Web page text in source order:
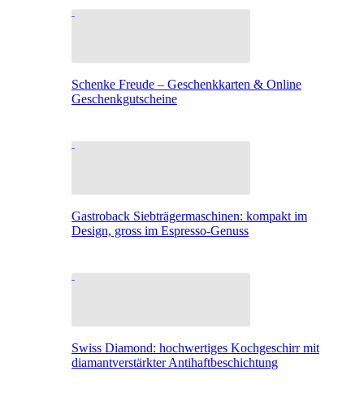
Schenke Freude – Geschenkkarten & Online
Geschenkgutscheine
Gastroback Siebträgermaschinen: kompakt im
Design, gross im Espresso-Genuss
Swiss Diamond: hochwertiges Kochgeschirr mit
diamantverstärkter Antihaftbeschichtung